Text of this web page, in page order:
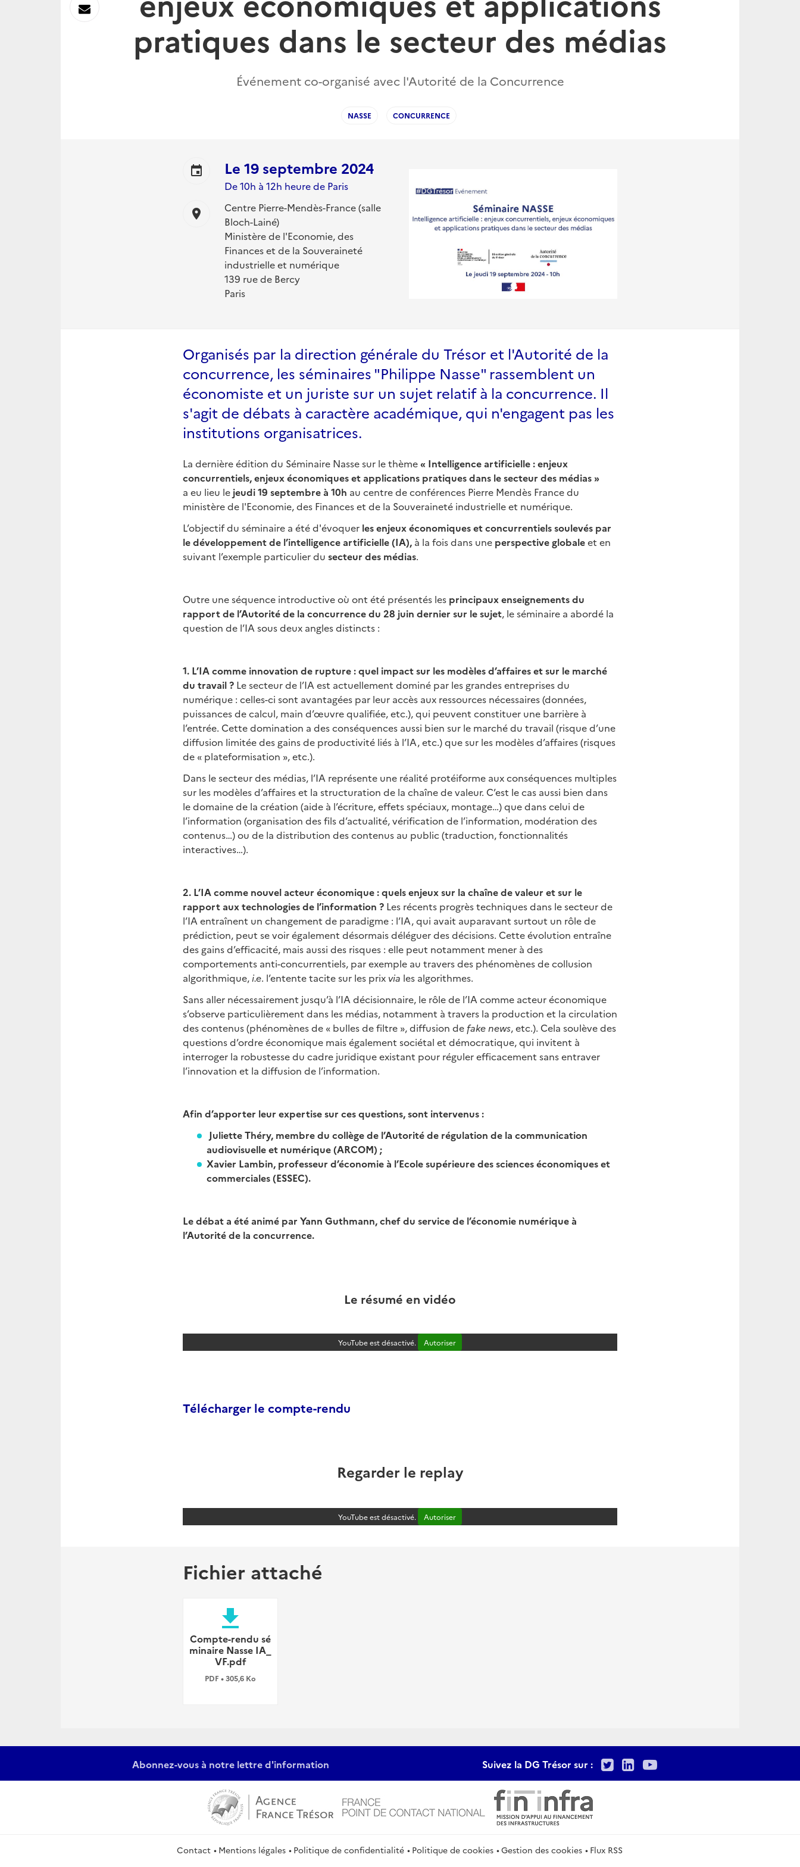
pratiques dans le secteur des médias
Événement co-organisé avec l'Autorité de la Concurrence
NASSE CONCURRENCE
event Le 19 septembre 2024
De 10h à 12h heure de Paris
location_on
Centre Pierre-Mendès-France (salle
Bloch-Lainé)
Ministère de l'Economie, des
Finances et de la Souveraineté
industrielle et numérique
139 rue de Bercy
Paris
Organisés par la direction générale du Trésor et l'Autorité de la
concurrence, les séminaires "Philippe Nasse" rassemblent un
économiste et un juriste sur un sujet relatif à la concurrence. Il
s'agit de débats à caractère académique, qui n'engagent pas les
institutions organisatrices.
La dernière édition du Séminaire Nasse sur le thème« Intelligence artificielle : enjeux
concurrentiels, enjeux économiques et applications pratiques dans le secteur des médias »
a eu lieu le jeudi 19 septembreà 10h au centre de conférences Pierre Mendès France du
ministère de l'Economie, des Finances et de la Souveraineté industrielle et numérique.
L’objectif du séminaire a été d'évoquer les enjeux économiques et concurrentiels soulevés par
le développement de l’intelligence artificielle (IA), à la fois dans une perspective globaleet en
suivant l’exemple particulier du secteur des médias.
Outre une séquence introductive où ont été présentés les principaux enseignements du
rapport de l’Autorité de la concurrence du 28 juin dernier sur le sujet, le séminaire a abordé la
question de l’IA sous deux angles distincts :
1. L’IA comme innovation de rupture : quel impact sur les modèles d’affaires et sur le marché
du travail ? Le secteur de l’IA est actuellement dominé par les grandes entreprises du
numérique : celles-ci sont avantagées par leur accès aux ressources nécessaires (données,
puissances de calcul, main d’œuvre qualifiée, etc.), qui peuvent constituer une barrière à
l’entrée. Cette domination a des conséquences aussi bien sur le marché du travail (risque d’une
diffusion limitée des gains de productivité liés à l’IA, etc.) que sur les modèles d’affaires (risques
de « plateformisation », etc.).
Dans le secteur des médias, l’IA représente une réalité protéiforme aux conséquences multiples
sur les modèles d’affaires et la structuration de la chaîne de valeur. C’est le cas aussi bien dans
le domaine de la création (aide à l’écriture, effets spéciaux, montage…) que dans celui de
l’information (organisation des fils d’actualité, vérification de l’information, modération des
contenus…) ou de la distribution des contenus au public (traduction, fonctionnalités
interactives…).
2. L’IA comme nouvel acteur économique : quels enjeux sur la chaîne de valeur et sur le
rapport aux technologies de l’information ? Les récents progrès techniques dans le secteur de
l’IA entraînent un changement de paradigme : l’IA, qui avait auparavant surtout un rôle de
prédiction, peut se voir également désormais déléguer des décisions. Cette évolution entraîne
des gains d’efficacité, mais aussi des risques : elle peut notamment mener à des
comportements anti-concurrentiels, par exemple au travers des phénomènes de collusion
algorithmique,i.e. l’entente tacite sur les prix via les algorithmes.
Sans aller nécessairement jusqu’à l’IA décisionnaire, le rôle de l’IA comme acteur économique
s’observe particulièrement dans les médias, notamment à travers la production et la circulation
des contenus (phénomènes de « bulles de filtre », diffusion de fake news, etc.). Cela soulève des
questions d’ordre économique mais également sociétal et démocratique, qui invitent à
interroger la robustesse du cadre juridique existant pour réguler efficacement sans entraver
l’innovation et la diffusion de l’information.
Afin d’apporter leur expertise sur ces questions, sont intervenus :
Juliette Théry, membre du collège de l’Autorité de régulation de la communication
audiovisuelle et numérique (ARCOM) ;
Xavier Lambin, professeur d’économie à l’Ecole supérieure des sciences économiques et
commerciales (ESSEC).
Le débat a été animé par Yann Guthmann, chef du service de l’économie numérique à
l’Autorité de la concurrence.
Le résumé en vidéo
YouTube est désactivé. Autoriser
Télécharger le compte-rendu
Regarder le replay
YouTube est désactivé. Autoriser
Fichier attaché
file_download
Compte-rendu sé
minaire Nasse IA_
VF.pdf
PDF • 305,6 Ko
Envoyer
Abonnez-vous à notre lettre d'information Suivez la DG Trésor sur : TwitterLinkedIn
Youtube
Contact Mentions légales Politique de confidentialité Politique de cookies Gestion des cookies
Flux RSS